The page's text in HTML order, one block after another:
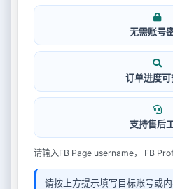
无需账号
订单进度可
支持售后
请输入FB Page username， FB
请按上方提示填写目标账号或